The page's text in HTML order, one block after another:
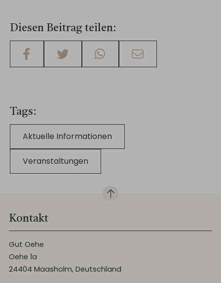
Diesen Beitrag teilen
Tags
Aktuelle Informationen
Veranstaltungen
Kontakt
Gut Oehe
Oehe 1a
24404 Maasholm, Deutschland